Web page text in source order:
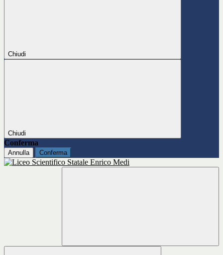
Chiudi
Chiudi
Conferma
Annulla Conferma